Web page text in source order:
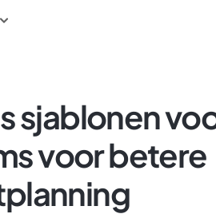
sjablonen
voor betere